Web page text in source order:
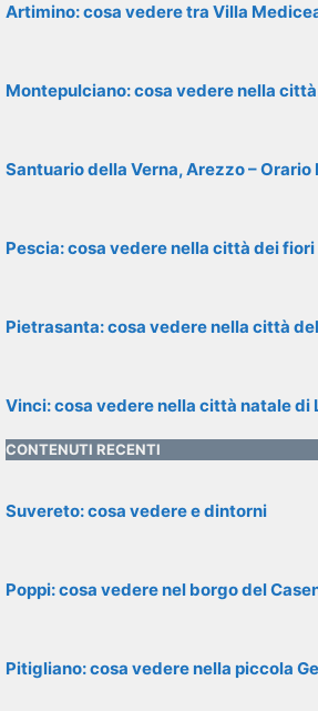
Artimino: cosa vedere tra Villa
Montepulciano: cosa vedere nella
Santuario della Verna, Arezzo – Orario
Pescia: cosa vedere nella città dei fiori
Pietrasanta: cosa vedere nella città
Vinci: cosa vedere nella città natale di
CONTENUTI RECENTI
Suvereto: cosa vedere e dintorni
Poppi: cosa vedere nel borgo del
Pitigliano: cosa vedere nella piccola